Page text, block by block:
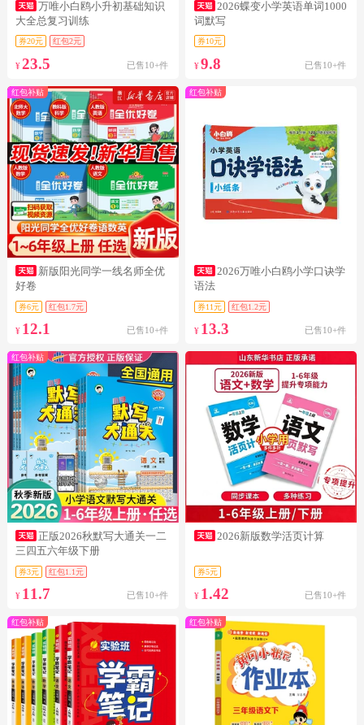
万唯小白鸥小升初基础知识
大全总复习训练
券20元 红包2元
¥ 23.5 已售10+件
2026蝶变小学英语单词1000
词默写
券10元
¥9.8 已售10+件
红包补贴
新版阳光同学一线名师全优
好卷
券6元 红包1.7元
¥ 12.1 已售10+件
红包补贴
2026万唯小白鸥小学口诀学
语法
券11元 红包1.2元
¥ 13.3 已售10+件
红包补贴
正版2026秋默写大通关一二
三四五六年级下册
券3元 红包1.1元
¥ 11.7 已售10+件
2026新版数学活页计算
券5元
¥ 1.42 已售10+件
红包补贴 红包补贴